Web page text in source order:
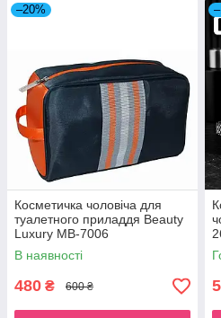
–20%
Косметичка чоловіча для
туалетного приладдя Beauty
Luxury MB-7006
В наявності
480 ₴ 600 ₴